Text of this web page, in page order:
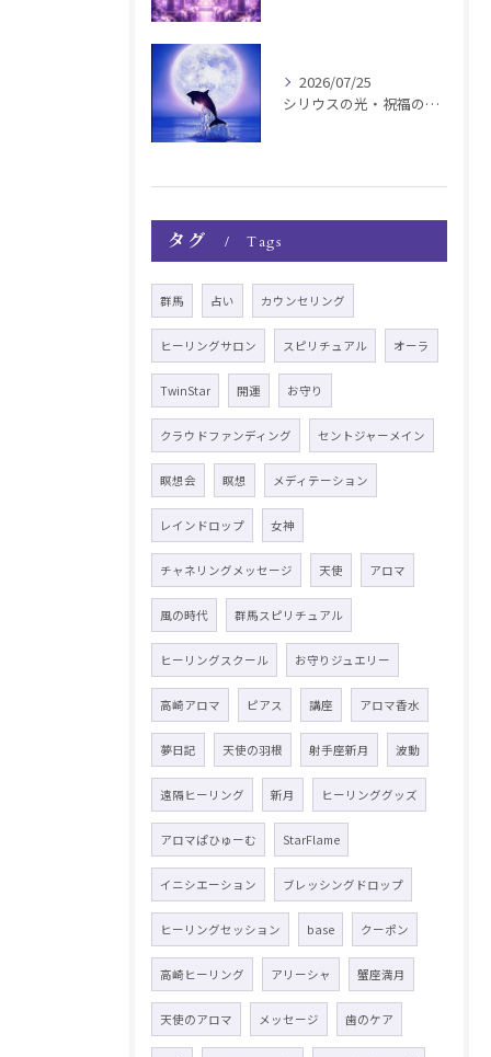
2026/07/25
シリウスの光・祝福の波動チャージ遠隔お知らせ〜銀河新年〜
タグ Tags
群馬 占い カウンセリング
ヒーリングサロン スピリチュアル オーラ
TwinStar 開運 お守り
クラウドファンディング セントジャーメイン
瞑想会 瞑想 メディテーション
レインドロップ 女神
チャネリングメッセージ 天使 アロマ
風の時代 群馬スピリチュアル
ヒーリングスクール お守りジュエリー
高崎アロマ ピアス 講座 アロマ香水
夢日記 天使の羽根 射手座新月 波動
遠隔ヒーリング 新月 ヒーリンググッズ
アロマぱひゅーむ StarFlame
イニシエーション ブレッシングドロップ
ヒーリングセッション base クーポン
高崎ヒーリング アリーシャ 蟹座満月
天使のアロマ メッセージ 歯のケア